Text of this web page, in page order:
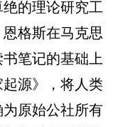
的理论研究工
格斯在马克思
笔记的基础上
源》，将人类
原始公社所有